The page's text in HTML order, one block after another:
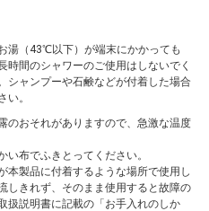
湯（43℃以下）が端末にかかっても
時間のシャワーのご使用はしないでく
シャンプーや石鹸などが付着した場合
い。
のおそれがありますので、急激な温度
布でふきとってください。
本製品に付着するような場所で使用し
しきれず、そのまま使用すると故障の
扱説明書に記載の「お手入れのしか